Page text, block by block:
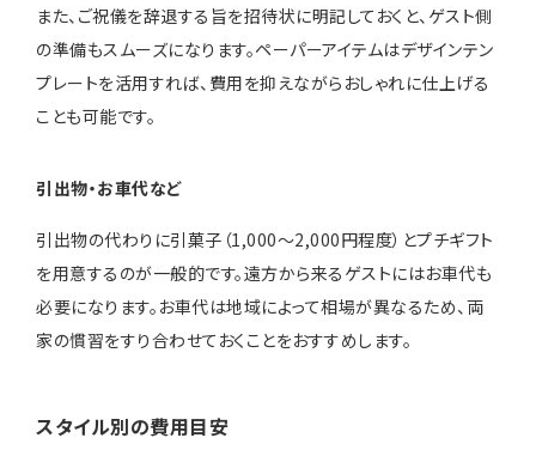
また、ご祝儀を辞退する旨を招待状に明記しておくと、ゲスト側
の準備もスムーズになります。ペーパーアイテムはデザインテン
プレートを活用すれば、費用を抑えながらおしゃれに仕上げる
ことも可能です。
引出物・お車代など
引出物の代わりに引菓子（1,000〜2,000円程度）とプチギフト
を用意するのが一般的です。遠方から来るゲストにはお車代も
必要になります。お車代は地域によって相場が異なるため、両
家の慣習をすり合わせておくことをおすすめします。
スタイル別の費用目安